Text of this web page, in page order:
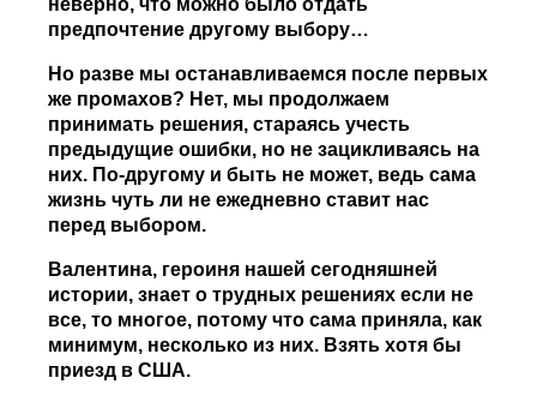
неверно, что можно было отдать
предпочтение другому выбору…
Но разве мы останавливаемся после первых
же промахов? Нет, мы продолжаем
принимать решения, стараясь учесть
предыдущие ошибки, но не зацикливаясь на
них. По-другому и быть не может, ведь сама
жизнь чуть ли не ежедневно ставит нас
перед выбором.
Валентина, героиня нашей сегодняшней
истории, знает о трудных решениях если не
все, то многое, потому что сама приняла, как
минимум, несколько из них. Взять хотя бы
приезд в США.